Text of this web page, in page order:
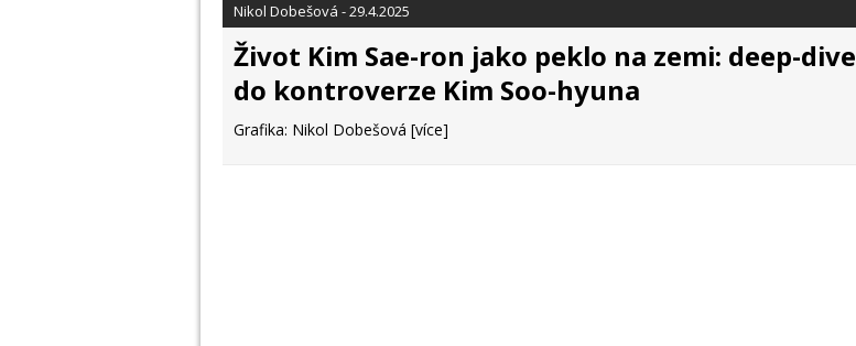
Nikol Dobešová - 29.4.2025
Život Kim Sae-ron jako peklo na zemi: deep-dive
do kontroverze Kim Soo-hyuna
Grafika: Nikol Dobešová [více]